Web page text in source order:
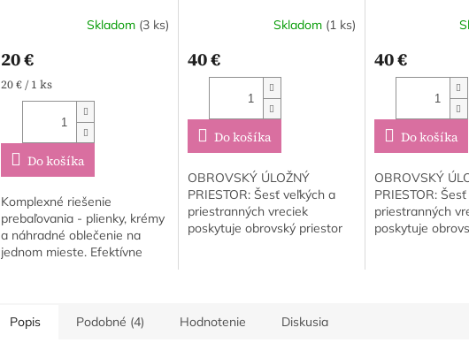
Skladom (3 ks)
20 €
Jednotková
cena:
20 € / 1 ks
Do košíka
Komplexné riešenie
prebaľovania - plienky, krémy
a náhradné oblečenie na
jednom mieste. Efektívne
Skladom (1 ks)
40 €
Do košíka
OBROVSKÝ ÚLOŽNÝ
PRIESTOR: Šesť veľkých a
priestranných vreciek
poskytuje obrovský priestor
40 €
Do košíka
OBROVSKÝ
PRIESTOR:
priestranných
poskytuje
Popis Podobné (4) Hodnotenie Diskusia